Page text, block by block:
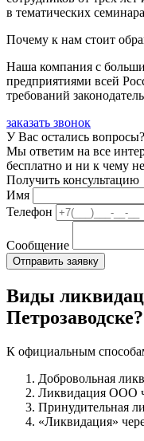
в тематических
Почему к нам стоит
Наша компания с
предприятиями всей
требований
заказать звонок
У Вас остались вопросы?
Мы ответим на все
бесплатно и ни к чему
Получить консультацию
Имя
Телефон
Сообщение
Виды
Петрозаводске?
К официальным
Добровольная
Ликвидация ООО
Принудительная
«Ликвидация»